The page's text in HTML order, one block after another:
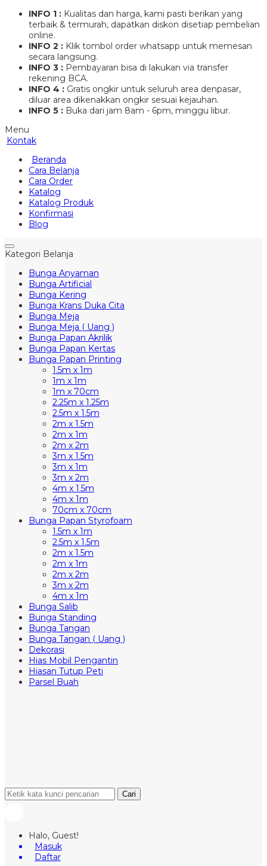
INFO 1 : Kualitas dan harga, kami pasti berikan yang
terbaik & termurah, dapatkan diskon disetiap pembelian
online.
INFO 2 : Klik tombol order whatsapp untuk memesan
secara langsung.
INFO 3 : Pembayaran bisa di lakukan via transfer
rekening BCA.
INFO 4 : Gratis ongkir untuk seluruh area denpasar,
diluar area dikenakkan ongkir sesuai kejauhan.
INFO 5 : Buka dari jam 8am - 6pm, minggu libur.
Menu
Kontak
Beranda
Cara Belanja
Cara Order
Katalog
Katalog Produk
Konfirmasi
Blog
Kategori Belanja
Bunga Anyaman
Bunga Artificial
Bunga Kering
Bunga Krans Duka Cita
Bunga Meja
Bunga Meja ( Uang )
Bunga Papan Akrilik
Bunga Papan Kertas
Bunga Papan Printing
1.5m x 1m
1m x 1m
1m x 70cm
2.25m x 1.25m
2.5m x 1.5m
2m x 1.5m
2m x 1m
2m x 2m
3m x 1.5m
3m x 1m
3m x 2m
4m x 1.5m
4m x 1m
70cm x 70cm
Bunga Papan Styrofoam
1.5m x 1m
2.5m x 1.5m
2m x 1.5m
2m x 1m
2m x 2m
3m x 2m
4m x 1m
Bunga Salib
Bunga Standing
Bunga Tangan
Bunga Tangan ( Uang )
Dekorasi
Hias Mobil Pengantin
Hiasan Tutup Peti
Parsel Buah
Cari
Halo, Guest!
Masuk
Daftar